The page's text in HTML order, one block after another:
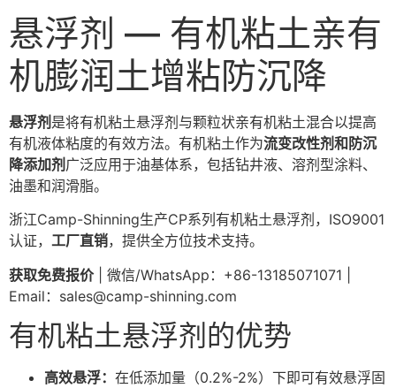
悬浮剂 — 有机粘土亲有
机膨润土增粘防沉降
悬浮剂 是将有机粘土悬浮剂与颗粒状亲有机粘土混合以提高
有机液体粘度的有效方法。有机粘土作为流变改性剂和防沉
降添加剂 广泛应用于油基体系，包括钻井液、溶剂型涂料、
油墨和润滑脂。
浙江Camp-Shinning生产CP系列有机粘土悬浮剂，ISO9001
认证， 工厂直销，提供全方位技术支持。
获取免费报价| 微信/WhatsApp：+86-13185071071 |
Email： sales@camp-shinning.com
有机粘土悬浮剂的优势
高效悬浮： 在低添加量（0.2%-2%）下即可有效悬浮固